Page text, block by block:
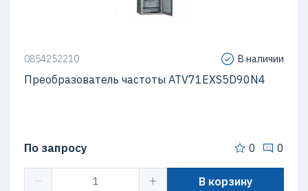
0854252210 В наличии
Преобразователь частоты ATV71EXS5D90N4
По запросу 0 0
В корзину